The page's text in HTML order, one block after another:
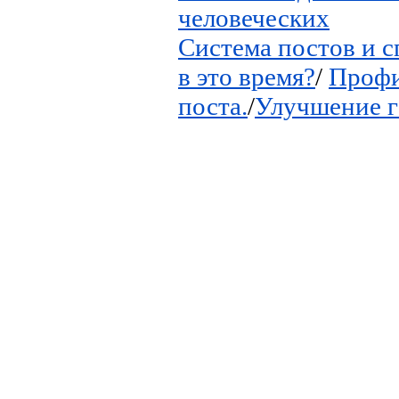
человеческих
Система постов и
в это время?/
поста./Улучшение